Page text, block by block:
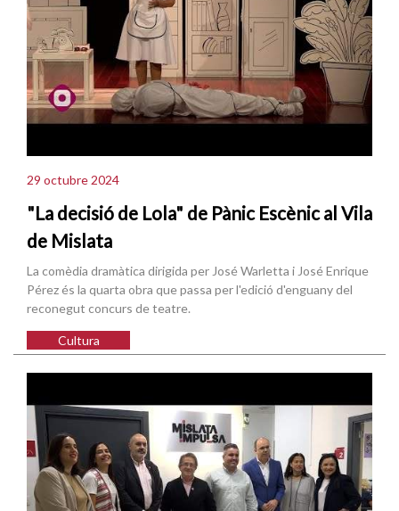
29 octubre 2024
"La decisió de Lola" de Pànic Escènic al Vila
de Mislata
La comèdia dramàtica dirigida per José Warletta i José Enrique
Pérez és la quarta obra que passa per l'edició d'enguany del
reconegut concurs de teatre.
Cultura